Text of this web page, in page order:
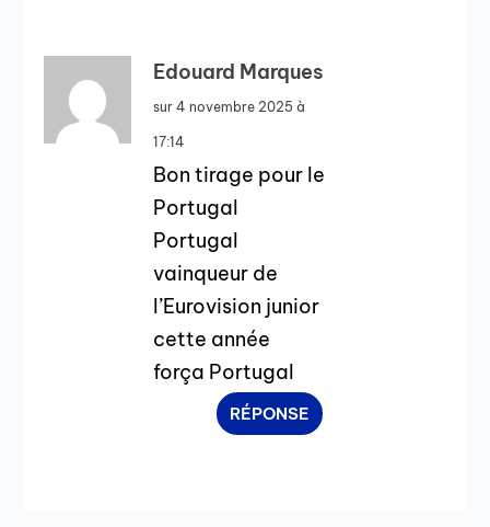
Edouard Marques
sur 4 novembre 2025 à
17:14
Bon tirage pour le
Portugal
Portugal
vainqueur de
l’Eurovision junior
cette année
força Portugal
RÉPONSE